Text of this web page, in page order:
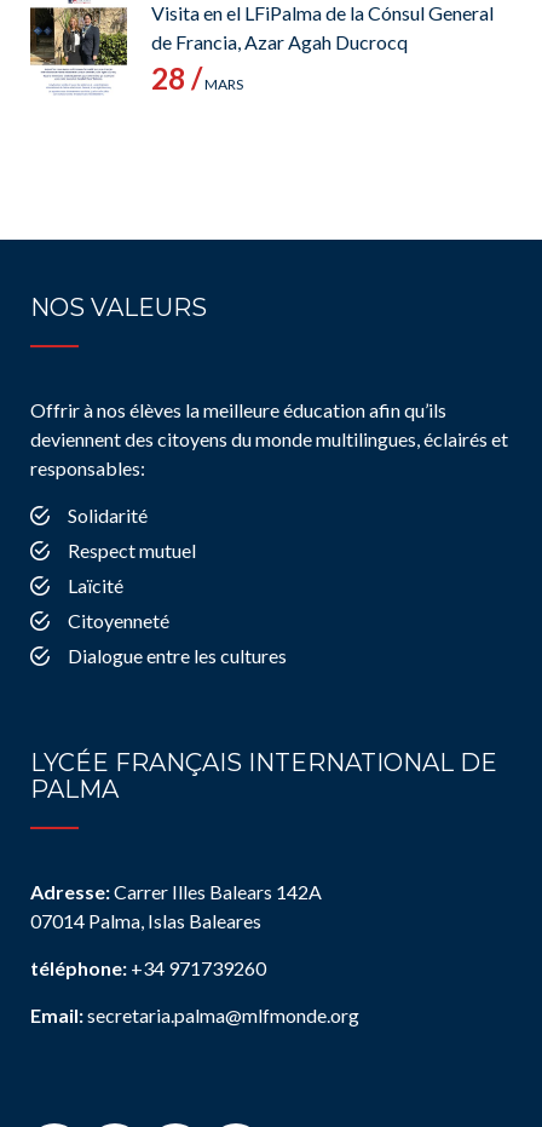
Visita en el LFiPalma de la Cónsul General
de Francia, Azar Agah Ducrocq
28 /MARS
NOS VALEURS
Offrir à nos élèves la meilleure éducation afin qu’ils
deviennent des citoyens du monde multilingues, éclairés et
responsables:
Solidarité
Respect mutuel
Laïcité
Citoyenneté
Dialogue entre les cultures
LYCÉE FRANÇAIS INTERNATIONAL DE
PALMA
Adresse:Carrer Illes Balears 142A
07014 Palma, Islas Baleares
téléphone: +34 971739260
Email:secretaria.palma@mlfmonde.org